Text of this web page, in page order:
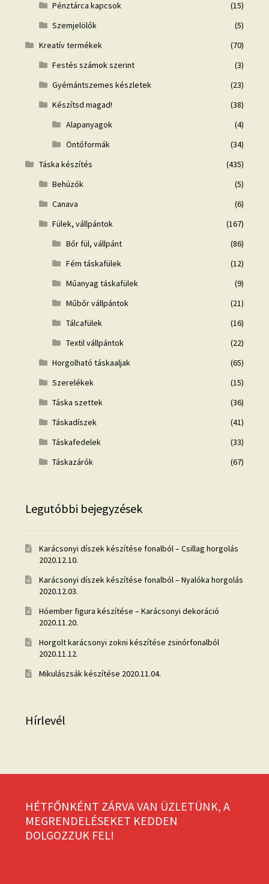
Pénztárca kapcsok
(15)
Szemjelölők
(5)
Kreatív termékek
(70)
Festés számok szerint
(3)
Gyémántszemes készletek
(23)
Készítsd magad!
(38)
Alapanyagok
(4)
Öntőformák
(34)
Táska készítés
(435)
Behúzók
(5)
Canava
(6)
Fülek, vállpántok
(167)
Bőr fül, vállpánt
(86)
Fém táskafülek
(12)
Műanyag táskafülek
(9)
Műbőr vállpántok
(21)
Tálcafülek
(16)
Textil vállpántok
(22)
Horgolható táskaaljak
(65)
Szerelékek
(15)
Táska szettek
(36)
Táskadíszek
(41)
Táskafedelek
(33)
Táskazárók
(67)
Legutóbbi bejegyzések
Karácsonyi díszek készítése fonalból – Csillag horgolás
2020.12.10.
Karácsonyi díszek készítése fonalból – Nyalóka horgolás
2020.12.03.
Hóember figura készítése – Karácsonyi dekoráció
2020.11.20.
Horgolt karácsonyi zokni készítése zsinórfonalból
2020.11.12.
Mikulászsák készítése 2020.11.04.
Hírlevél
HÉTFŐNKÉNT ZÁRVA VAN ÜZLETÜNK, A
MEGRENDELÉSEKET KEDDEN
DOLGOZZUK FEL!